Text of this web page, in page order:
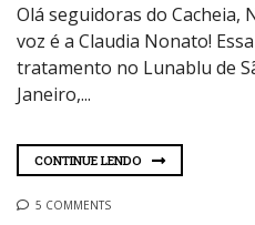
Olá seguidoras do Cacheia,
voz é a Claudia Nonato!
tratamento no Lunablu de
Janeiro,...
CONTINUE LENDO
5 COMMENTS